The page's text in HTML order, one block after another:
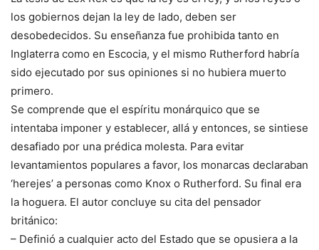
los gobiernos dejan la ley de lado, deben ser
desobedecidos. Su enseñanza fue prohibida tanto en
Inglaterra como en Escocia, y el mismo Rutherford habría
sido ejecutado por sus opiniones si no hubiera muerto
primero.
Se comprende que el espíritu monárquico que se
intentaba imponer y establecer, allá y entonces, se sintiese
desafiado por una prédica molesta. Para evitar
levantamientos populares a favor, los monarcas declaraban
‘herejes’ a personas como Knox o Rutherford. Su final era
la hoguera. El autor concluye su cita del pensador
británico:
– Definió a cualquier acto del Estado que se opusiera a la